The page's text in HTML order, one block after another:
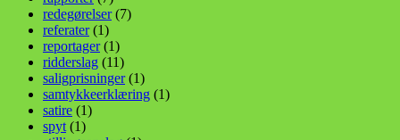
redegørelser(7)
referater(1)
reportager(1)
ridderslag (11)
saligprisninger(1)
samtykkeerklæring (1)
satire (1)
spyt (1)